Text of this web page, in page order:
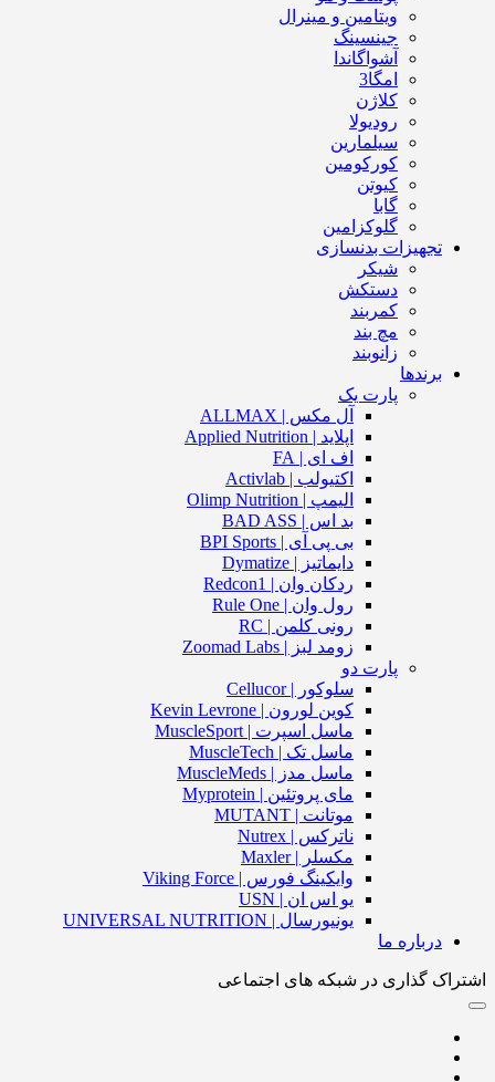
ویتامین و مینرال
جینسینگ
آشواگاندا
امگا3
کلاژن
رودیولا
سیلمارین
کورکومین
کیوتن
گابا
گلوکزامین
تجهیزات بدنسازی
شیکر
دستکش
کمربند
مچ بند
زانوبند
برندها
پارت یک
آل مکس | ALLMAX
اپلاید | Applied Nutrition
اف ای | FA
اکتیولب | Activlab
الیمپ | Olimp Nutrition
بد اس | BAD ASS
بی پی آی | BPI Sports
دایماتیز | Dymatize
ردکان وان | Redcon1
رول وان | Rule One
رونی کلمن | RC
زومد لبز | Zoomad Labs
پارت دو
سلوکور | Cellucor
کوین لورون | Kevin Levrone
ماسل اسپرت | MuscleSport
ماسل تک | MuscleTech
ماسل مدز | MuscleMeds
مای پروتئین | Myprotein
موتانت | MUTANT
ناترکس | Nutrex
مکسلر | Maxler
وایکینگ فورس | Viking Force
یو اس ان | USN
یونیورسال | UNIVERSAL NUTRITION
درباره ما
اشتراک گذاری در شبکه های اجتماعی